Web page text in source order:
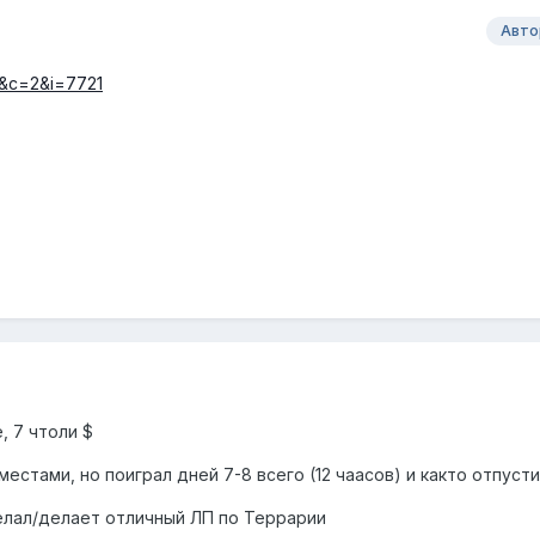
7 чтоли $
но поиграл дней 7-8 всего (12 чаасов) и както
делает отличный ЛП по Террарии